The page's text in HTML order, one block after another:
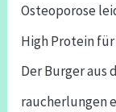
Osteoporose
High Protein
Der Burger aus
raucherlungen